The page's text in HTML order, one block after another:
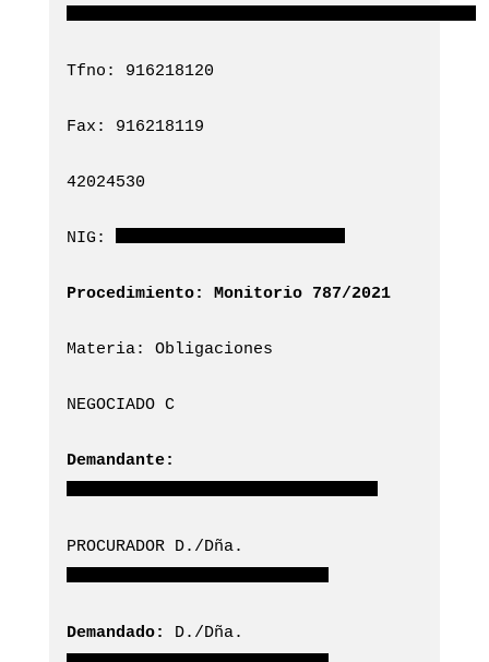
Tfno: 916218120
Fax: 916218119
42024530
NIG:
Procedimiento: Monitorio 787/2021
Materia: Obligaciones
NEGOCIADO C
Demandante:
PROCURADOR D./Dña.
Demandado: D./Dña.